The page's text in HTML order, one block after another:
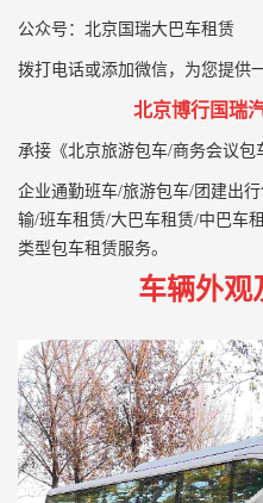
公众号：北京国瑞大巴车租赁
拨打电话或添加微信，为您提供
北京博行国瑞
承接《北京旅游包车/商务会议包
企业通勤班车/旅游包车/团建出
输/班车租赁/大巴车租赁/中巴车
类型包车租赁服务。
车辆外观